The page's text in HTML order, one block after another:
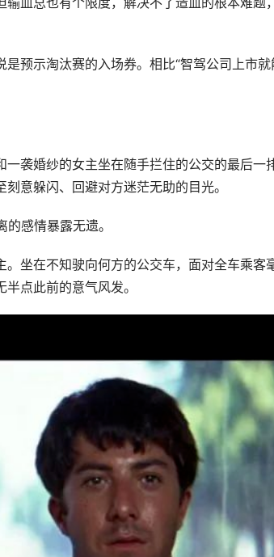
预示淘汰赛的入场券。相比“智驾公司上市就
袭婚纱的女主坐在随手拦住的公交的最后一
意躲闪、回避对方迷茫无助的目光。
感情暴露无遗。
坐在不知驶向何方的公交车，面对全车乘客
点此前的意气风发。